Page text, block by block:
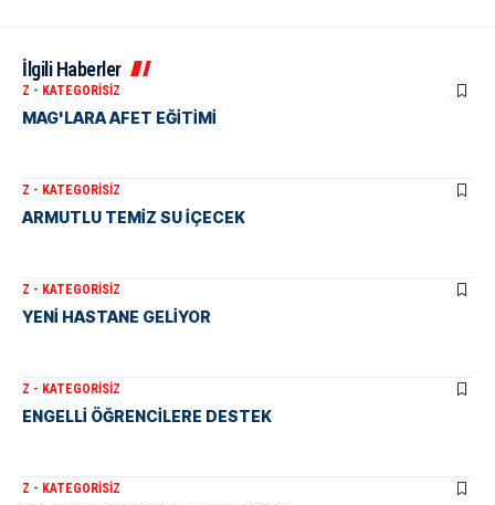
İlgili Haberler
Z - KATEGORISIZ
MAG'LARA AFET EĞİTİMİ
Z - KATEGORISIZ
ARMUTLU TEMİZ SU İÇECEK
Z - KATEGORISIZ
YENİ HASTANE GELİYOR
Z - KATEGORISIZ
ENGELLİ ÖĞRENCİLERE DESTEK
Z - KATEGORISIZ